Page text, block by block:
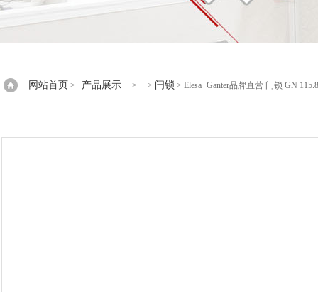
网站首页 > 产品展示 > > 闩锁 > Elesa+Ganter品牌直营 闩锁 GN